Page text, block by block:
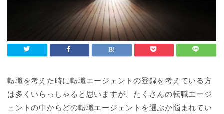
転職を考えた時に転職エージェントの登録を考えている方
は多くいらっしゃると思いますが、たくさんの転職エージ
ェントの中からどの転職エージェントを選ぶか悩まれてい